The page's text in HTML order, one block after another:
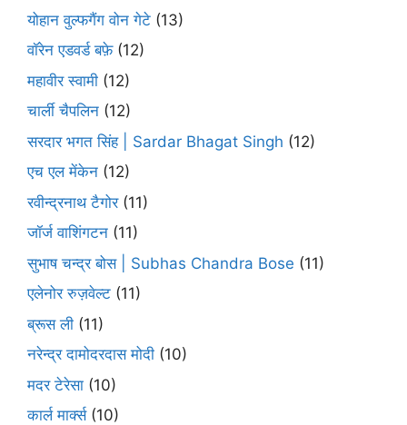
योहान वुल्फगैंग वोन गेटे (13)
वॉरेन एडवर्ड बफ़े(12)
महावीर स्वामी (12)
चार्ली चैपलिन (12)
सरदार भगत सिंह | Sardar Bhagat Singh (12)
एच एल मेंकेन (12)
रवीन्द्रनाथ टैगोर(11)
जॉर्ज वाशिंगटन (11)
सुभाष चन्द्र बोस | Subhas Chandra Bose (11)
एलेनोर रुज़वेल्ट (11)
ब्रूस ली (11)
नरेन्द्र दामोदरदास मोदी (10)
मदर टेरेसा (10)
कार्ल मार्क्स(10)